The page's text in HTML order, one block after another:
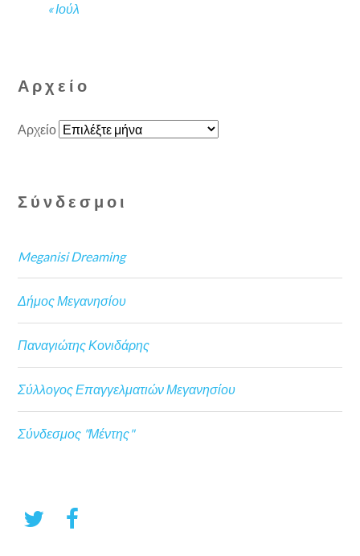
« Ιούλ
Αρχείο
Αρχείο
Σύνδεσμοι
Meganisi Dreaming
Δήμος Μεγανησίου
Παναγιώτης Κονιδάρης
Σύλλογος Επαγγελματιών Μεγανησίου
Σύνδεσμος "Μέντης"